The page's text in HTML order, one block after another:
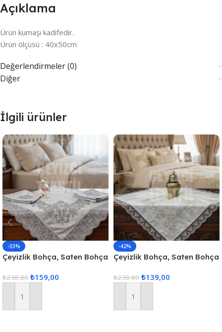
Açıklama
Ürün kumaşı kadifedir.
Ürün ölçüsü : 40x50cm
Değerlendirmeler (0)
Diğer
İlgili ürünler
-33%
Çeyizlik Bohça, Saten Bohça
Kadife Dar Güpür
₺238,80 ₺159,00
Sepete Ekle
-42%
Çeyizlik Bohça, Saten Bohça
Krem Kadife
₺238,80 ₺139,00
Sepete Ekle